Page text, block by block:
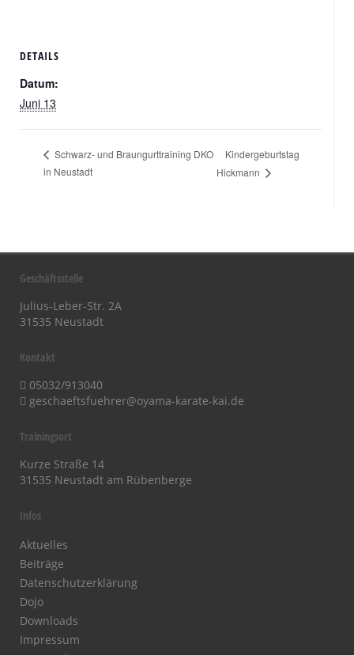
DETAILS
Datum:
Juni 13
Schwarz- und Braungurttraining DKO
in Neustadt
Kindergeburtstag
Hickmann
Geschäftsstelle
Julius-Leber-Str. 2A
31535 Neustadt
Kontakt
05032/913040
geschaeftsfuehrer@oyama-karate-kai.de
Trainingsort
Kurze Straße 14
31535 Neustadt am Rübenberge
Infos
Aktuelles
Beiträge
Datenschutzerklärung
Dojo
Downloads
Impressum